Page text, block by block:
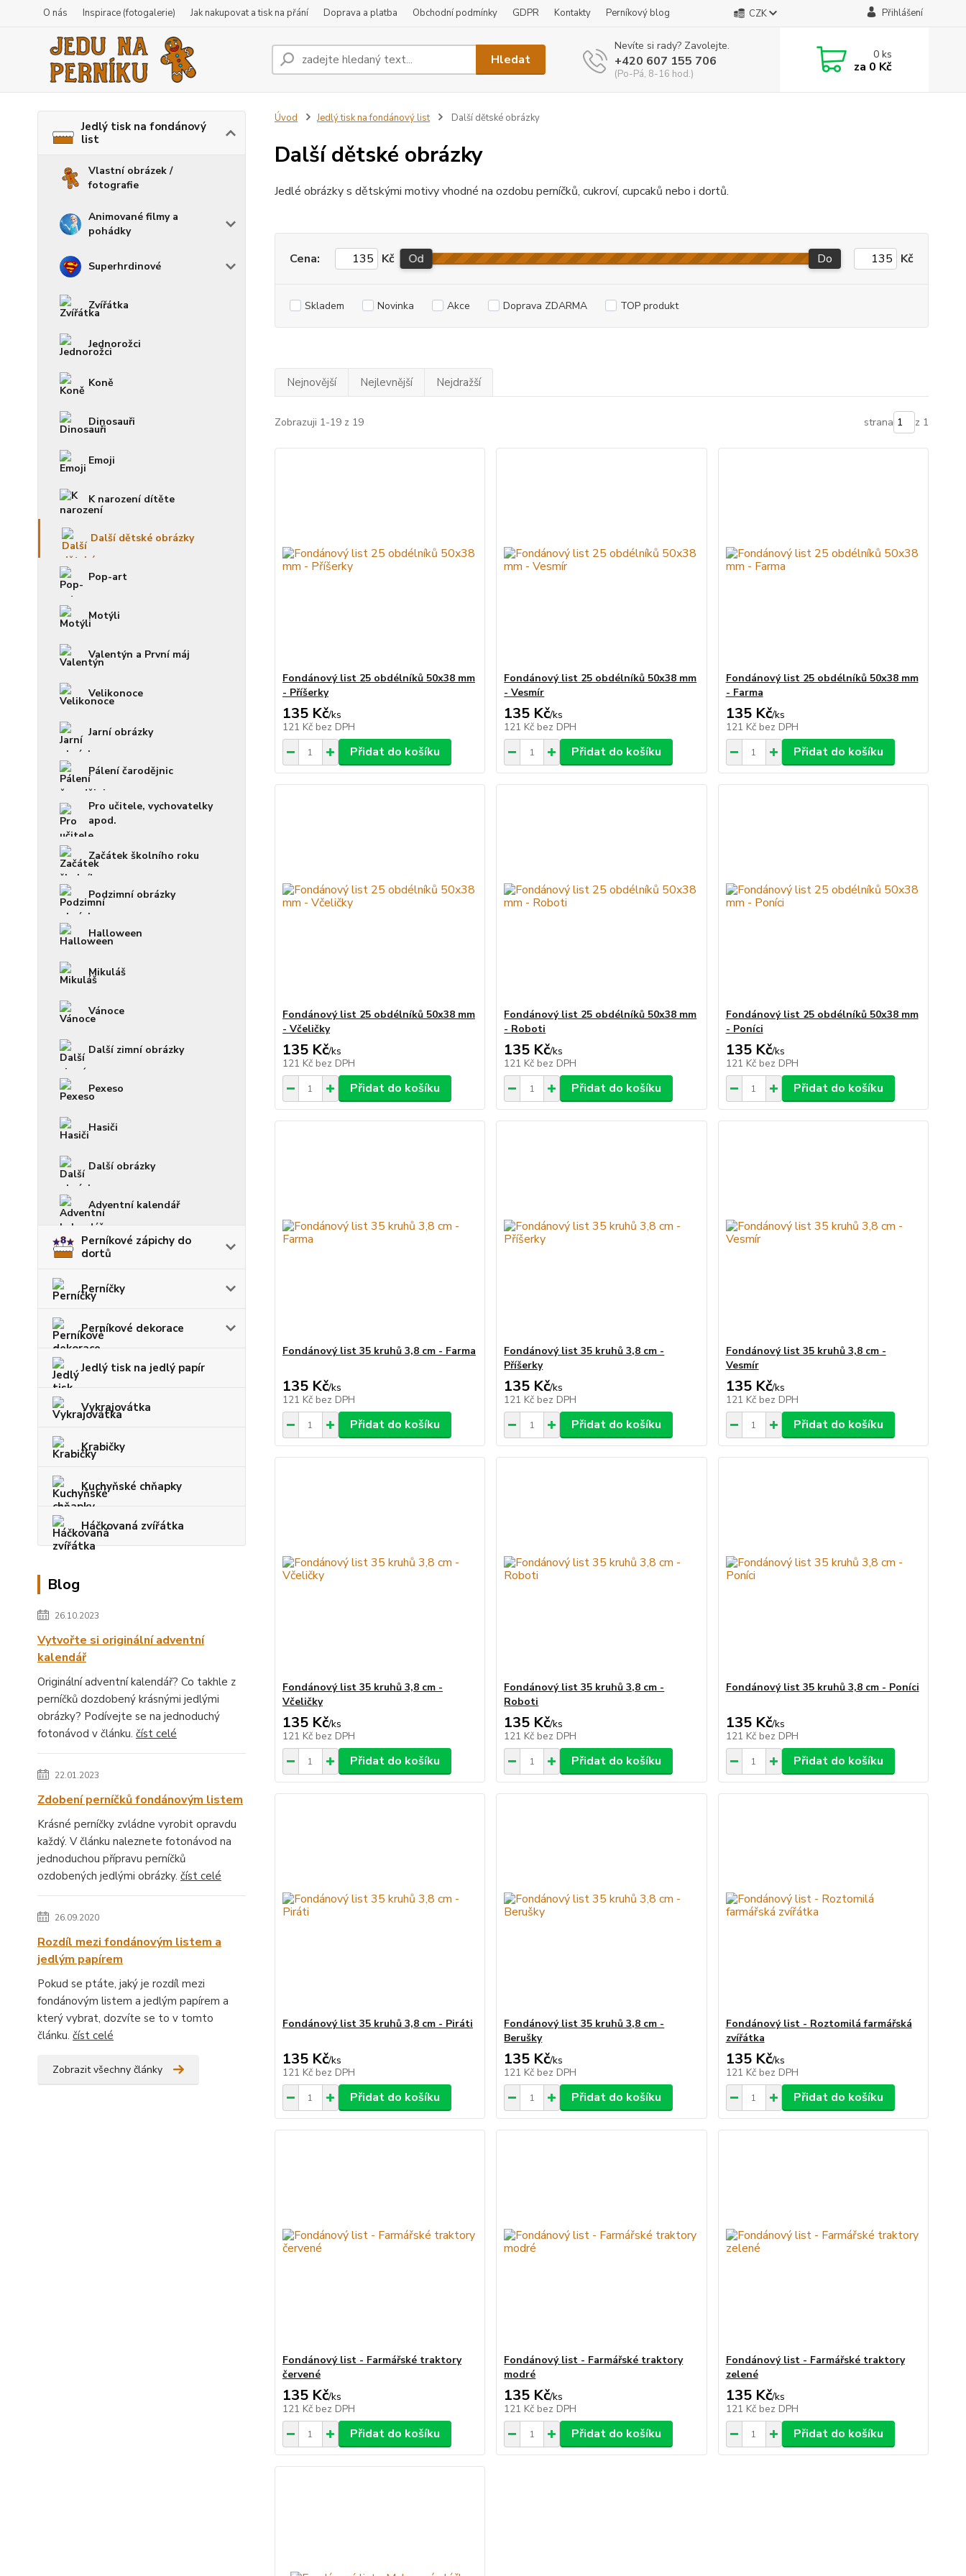
O nás Inspirace (fotogalerie) Jak nakupovat a tisk na přání Doprava a platba Obchodní podmínky GDPR Kontakty Perníkový blog CZK Přihlášení
Hledat
Nevíte si rady? Zavolejte.
+420 607 155 706
(Po-Pá, 8-16 hod.)
0ks
za 0 Kč
Jedlý tisk na fondánový
list
Vlastní obrázek /
fotografie
Animované filmy a
pohádky
Superhrdinové
Zvířátka
Jednorožci
Koně
Dinosauři
Emoji
K narození dítěte
Další dětské obrázky
Pop-art
Motýli
Valentýn a První máj
Velikonoce
Jarní obrázky
Pálení čarodějnic
Pro učitele, vychovatelky
apod.
Začátek školního roku
Podzimní obrázky
Halloween
Mikuláš
Vánoce
Další zimní obrázky
Pexeso
Hasiči
Další obrázky
Adventní kalendář
Perníkové zápichy do
dortů
Perníčky
Perníkové dekorace
Jedlý tisk na jedlý papír
Vykrajovátka
Krabičky
Kuchyňské chňapky
Háčkovaná zvířátka
Blog
26.10.2023
Vytvořte si originální adventní
kalendář
Originální adventní kalendář? Co takhle z
perníčků dozdobený krásnými jedlými
obrázky? Podívejte se na jednoduchý
fotonávod v článku. číst celé
22.01.2023
Zdobení perníčků fondánovým listem
Krásné perníčky zvládne vyrobit opravdu
každý. V článku naleznete fotonávod na
jednoduchou přípravu perníčků
ozdobených jedlými obrázky. číst celé
26.09.2020
Rozdíl mezi fondánovým listem a
jedlým papírem
Pokud se ptáte, jaký je rozdíl mezi
fondánovým listem a jedlým papírem a
který vybrat, dozvíte se to v tomto
článku. číst celé
Zobrazit všechny články
Úvod Jedlý tisk na fondánový list Další dětské obrázky
Další dětské obrázky
Jedlé obrázky s dětskými motivy vhodné na ozdobu perníčků, cukroví, cupcaků nebo i dortů.
Cena: Kč Od Do Kč
Skladem Novinka Akce Doprava ZDARMA TOP produkt
Nejnovější Nejlevnější Nejdražší
Zobrazuji 1-19 z 19 strana z 1
Fondánový list 25 obdélníků 50x38 mm
- Příšerky
135 Kč/ks
121 Kč bez DPH
Přidat do košíku
Fondánový list 25 obdélníků 50x38 mm
- Vesmír
135 Kč/ks
121 Kč bez DPH
Přidat do košíku
Fondánový list 25 obdélníků 50x38 mm
- Farma
135 Kč/ks
121 Kč bez DPH
Přidat do košíku
Fondánový list 25 obdélníků 50x38 mm
- Včeličky
135 Kč/ks
121 Kč bez DPH
Přidat do košíku
Fondánový list 25 obdélníků 50x38 mm
- Roboti
135 Kč/ks
121 Kč bez DPH
Přidat do košíku
Fondánový list 25 obdélníků 50x38 mm
- Poníci
135 Kč/ks
121 Kč bez DPH
Přidat do košíku
Fondánový list 35 kruhů 3,8 cm - Farma
135 Kč/ks
121 Kč bez DPH
Přidat do košíku
Fondánový list 35 kruhů 3,8 cm -
Příšerky
135 Kč/ks
121 Kč bez DPH
Přidat do košíku
Fondánový list 35 kruhů 3,8 cm -
Vesmír
135 Kč/ks
121 Kč bez DPH
Přidat do košíku
Fondánový list 35 kruhů 3,8 cm -
Včeličky
135 Kč/ks
121 Kč bez DPH
Přidat do košíku
Fondánový list 35 kruhů 3,8 cm -
Roboti
135 Kč/ks
121 Kč bez DPH
Přidat do košíku
Fondánový list 35 kruhů 3,8 cm - Poníci
135 Kč/ks
121 Kč bez DPH
Přidat do košíku
Fondánový list 35 kruhů 3,8 cm - Piráti
135 Kč/ks
121 Kč bez DPH
Přidat do košíku
Fondánový list 35 kruhů 3,8 cm -
Berušky
135 Kč/ks
121 Kč bez DPH
Přidat do košíku
Fondánový list - Roztomilá farmářská
zvířátka
135 Kč/ks
121 Kč bez DPH
Přidat do košíku
Fondánový list - Farmářské traktory
červené
135 Kč/ks
121 Kč bez DPH
Přidat do košíku
Fondánový list - Farmářské traktory
modré
135 Kč/ks
121 Kč bez DPH
Přidat do košíku
Fondánový list - Farmářské traktory
zelené
135 Kč/ks
121 Kč bez DPH
Přidat do košíku